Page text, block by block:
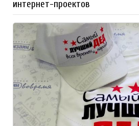
интернет-проектов